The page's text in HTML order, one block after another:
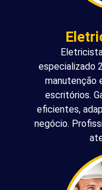
especializado
manutenção
escritórios.
eficientes,
negócio.